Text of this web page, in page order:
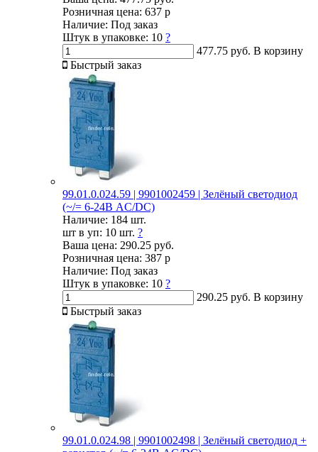
Розничная цена: 637 р
Наличие: Под заказ
Штук в упаковке: 10 ?
477.75 руб. В корзину
Быстрый заказ
99.01.0.024.59 | 9901002459 | Зелёный светодиод
(~/= 6-24В AC/DC)
Наличие: 184 шт.
шт в уп: 10 шт. ?
Ваша цена: 290.25 руб.
Розничная цена: 387 р
Наличие: Под заказ
Штук в упаковке: 10 ?
290.25 руб. В корзину
Быстрый заказ
99.01.0.024.98 | 9901002498 | Зелёный светодиод +